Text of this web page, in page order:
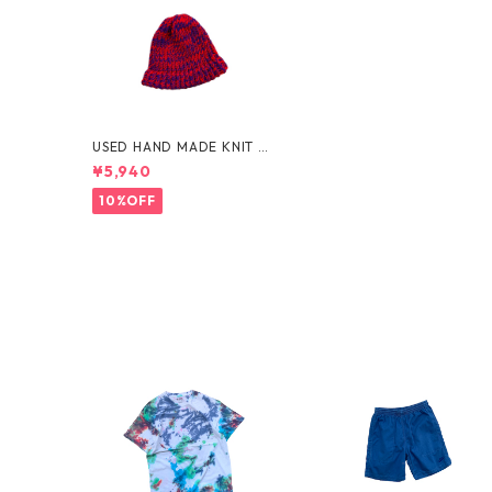
USED HAND MADE KNIT C
AP
¥5,940
10%OFF